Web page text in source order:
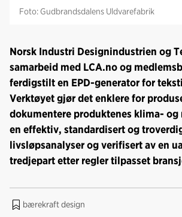
Foto: Gudbrandsdalens Uldvarefabrik
Norsk Industri Designindustrien og
samarbeid med LCA.no og
ferdigstilt en EPD-generator for
Verktøyet gjør det enklere for
dokumentere produktenes klima-
en effektiv, standardisert og
livsløpsanalyser og verifisert av en
tredjepart etter regler tilpasset
bærekraft design